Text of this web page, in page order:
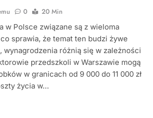
0
20 Min
w Polsce związane są z wieloma
sprawia, że temat ten budzi żywe
wynagrodzenia różnią się w zależności
przedszkoli w Warszawie mogą
w granicach od 9 000 do 11 000 zł
życia w…